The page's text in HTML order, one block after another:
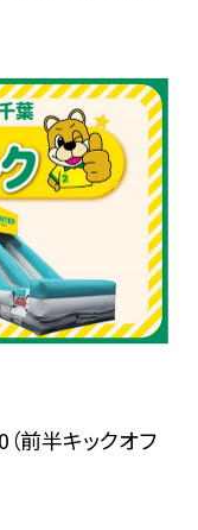
前半キックオフ